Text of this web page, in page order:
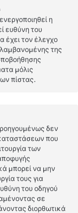
η
ευθύνη του
έχει τον έλεγχο
της
μόλις
πίστας.
δεν
που
των
μπορεί να μην
τους για
του οδηγού
σε
διορθωτικά